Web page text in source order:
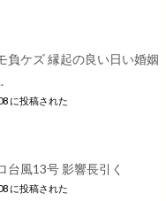
負ケズ 縁起の良い日い婚姻
に投稿された
台風13号 影響長引く
に投稿された